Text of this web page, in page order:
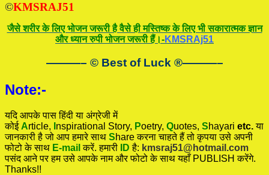
©KMSRAJ51
जैसे शरीर के लिए भोजन जरूरी है वैसे ही मस्तिष्क के लिए भी सकारात्मक ज्ञान
और ध्यान रुपी भोजन जरूरी हैं।-KMSRAj51
———– © Best of Luck ®———–
Note:-
यदि आपके पास हिंदी या अंग्रेजी में
कोईArticle, nspirational Story, Poetry, Quotes, Shayari etc.या
जानकारी है जो आप हमारे साथ Share करना चाहते हैं तो कृपया उसे अपनी
फोटो के साथ E-mail करें. हमारी IDहै: kmsraj51@hotmail.com
पसंद आने पर हम उसे आपके नाम और फोटो के साथ यहाँ PUBLISH करेंगे.
Thanks!!